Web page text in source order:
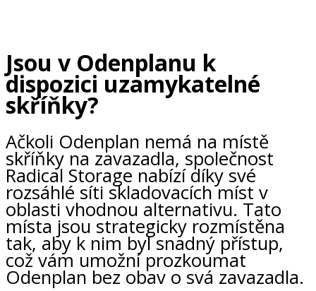
Jsou v Odenplanu k
dispozici uzamykatelné
skříňky?
Ačkoli Odenplan nemá na místě
skříňky na zavazadla, společnost
Radical Storage nabízí díky své
rozsáhlé síti skladovacích míst v
oblasti vhodnou alternativu. Tato
místa jsou strategicky rozmístěna
tak, aby k nim byl snadný přístup,
což vám umožní prozkoumat
Odenplan bez obav o svá zavazadla.